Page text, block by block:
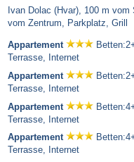
Ivan Dolac (Hvar), 100 m vom
vom Zentrum, Parkplatz, Grill
Appartement
Terrasse, Internet
Appartement
Terrasse, Internet
Appartement
Terrasse, Internet
Appartement
Terrasse, Internet